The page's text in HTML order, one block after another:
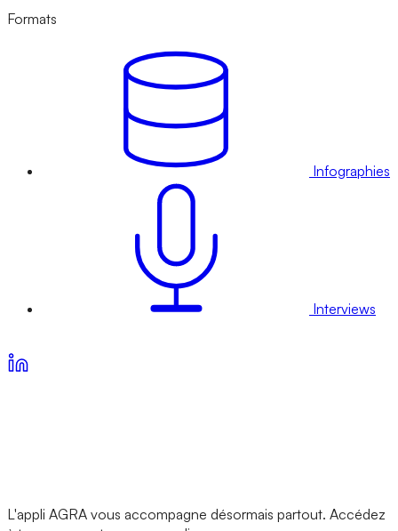
Formats
Infographies
Interviews
L'appli AGRA vous accompagne désormais partout. Accédez